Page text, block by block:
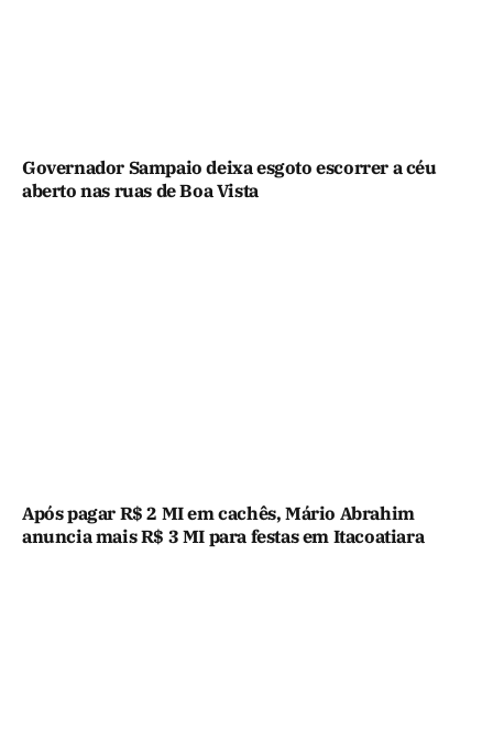
Governador Sampaio deixa esgoto escorrer a céu
aberto nas ruas de Boa Vista
Após pagar R$ 2 MI em cachês, Mário Abrahim
anuncia mais R$ 3 MI para festas em Itacoatiara